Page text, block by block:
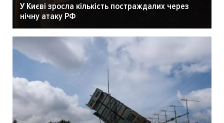
У Києві зросла кількість постраждалих через
нічну атаку РФ